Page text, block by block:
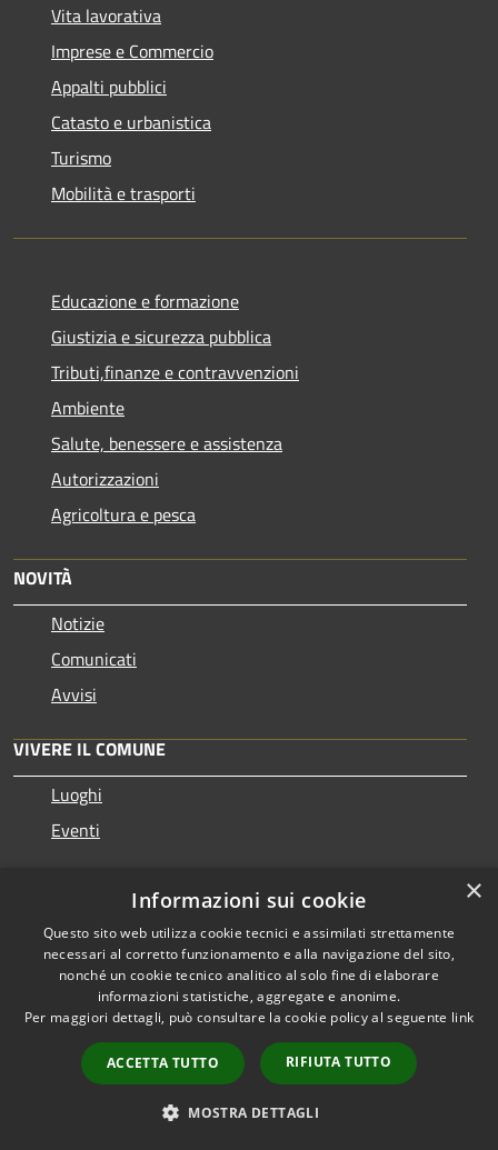
Vita lavorativa
Imprese e Commercio
Appalti pubblici
Catasto e urbanistica
Turismo
Mobilità e trasporti
Educazione e formazione
Giustizia e sicurezza pubblica
Tributi,finanze e contravvenzioni
Ambiente
Salute, benessere e assistenza
Autorizzazioni
Agricoltura e pesca
NOVITÀ
Notizie
Comunicati
Avvisi
VIVERE IL COMUNE
Luoghi
Eventi
Comune di Cattolica
Piazza Roosevelt 5 - 47841 - Cattolica
Partita IVA: 00343840401
Codice Ufficio Fatturazione: UF5EHE
Codice ISTAT: 099002
Codice Catastale: C357
×
Informazioni sui cookie
Questo sito web utilizza cookie tecnici e assimilati strettamente
necessari al corretto funzionamento e alla navigazione del sito,
nonché un cookie tecnico analitico al solo fine di elaborare
informazioni statistiche, aggregate e anonime.
Per maggiori dettagli, può consultare la cookie policy al seguente link
ACCETTA TUTTO RIFIUTA TUTTO
MOSTRA DETTAGLI